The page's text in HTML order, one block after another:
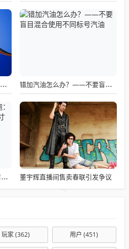
美国国防部更名为战争部引发关注热议 错加汽油怎么办？——不要盲目混合使用不同标号汽油
小米18 Pro Max影像偷跑：首发全新2亿主摄 1/1.28英寸大底+LOFIC 董宇辉直播间售卖春联引发争议
玩家(362) 用户 (451)